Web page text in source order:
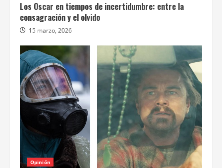
Los Oscar en tiempos de incertidumbre: entre la
consagración y el olvido
15 marzo, 2026
Opinión